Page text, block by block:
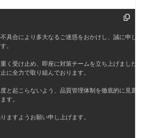
具合により多大なるご迷惑をおかけし、誠に申し
。
く受け止め、即座に対策チームを立ち上げました。
に全力で取り組んでおります。
と起こらないよう、品質管理体制を徹底的に見直
す。
ますようお願い申し上げます。